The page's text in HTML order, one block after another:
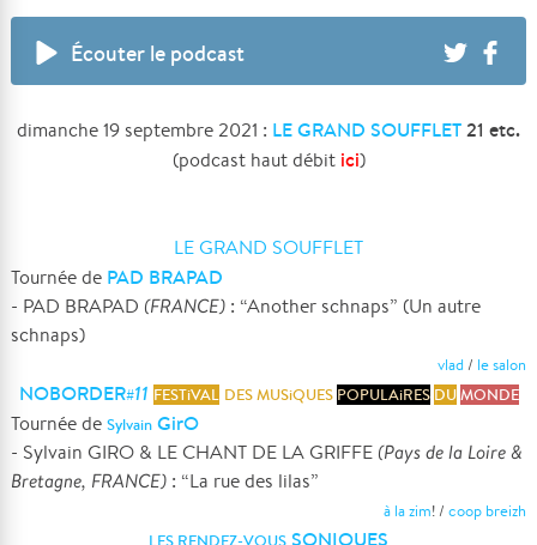
Écouter le podcast
dimanche 19 septembre 2021 : LE GRAND SOUFFLET21 etc.
(podcast haut débit ici)
LE GRAND SOUFFLET
Tournée de PAD BRAPAD
- PAD BRAPAD (FRANCE) : “Another schnaps” (Un autre
schnaps)
vlad / le salon
NOBORDER#11 FESTiVAL DES MUSiQUES POPULAiRES DU MONDE
Tournée deSylvain GirO
- Sylvain GIRO & LE CHANT DE LA GRIFFE (Pays de la Loire &
Bretagne, FRANCE) : “La rue des lilas”
à la zim! / coop breizh
LES RENDEZ-VOUS SONIQUES